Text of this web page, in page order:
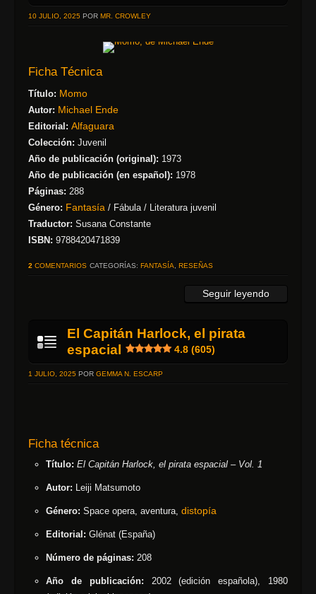
10 JULIO, 2025 POR MR. CROWLEY
Ficha Técnica
Título: Momo
Autor: Michael Ende
Editorial: Alfaguara
Colección: Juvenil
Año de publicación (original): 1973
Año de publicación (en español): 1978
Páginas: 288
Género: Fantasía / Fábula / Literatura juvenil
Traductor: Susana Constante
ISBN: 9788420471839
Seguir leyendo
2 COMENTARIOS CATEGORÍAS: FANTASÍA RESEÑAS
El Capitán Harlock, el pirata
espacial
4.8 (605)
1 JULIO, 2025 POR GEMMA N. ESCARP
Ficha técnica
Título: El Capitán Harlock, el pirata espacial – Vol. 1
Autor: Leiji Matsumoto
Género: Space opera, aventura, distopía
Editorial: Glénat (España)
Número de páginas: 208
Año de publicación: 2002 (edición española), 1980